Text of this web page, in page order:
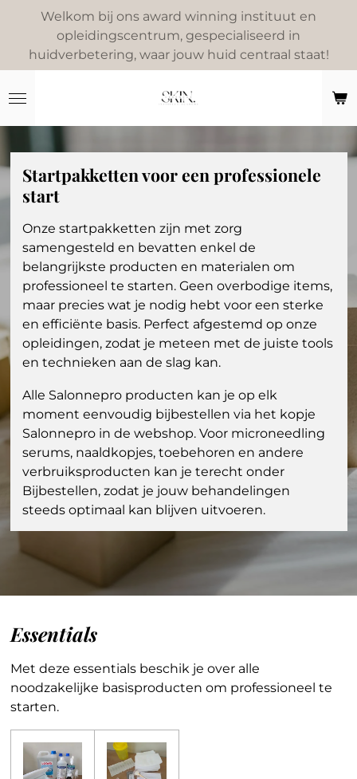
naar
de
hoofdinhoud
Welkom bij ons award winning instituut en
opleidingscentrum, gespecialiseerd in
huidverbetering, waar jouw huid centraal staat!
Startpakketten voor een professionele
start
Onze startpakketten zijn met zorg
samengesteld en bevatten enkel de
belangrijkste producten en materialen om
professioneel te starten. Geen overbodige items,
maar precies wat je nodig hebt voor een sterke
en efficiënte basis. Perfect afgestemd op onze
opleidingen, zodat je meteen met de juiste tools
en technieken aan de slag kan.
Alle Salonnepro producten kan je op elk
moment eenvoudig bijbestellen via het kopje
Salonnepro in de webshop. Voor microneedling
serums, naaldkopjes, toebehoren en andere
verbruiksproducten kan je terecht onder
Bijbestellen, zodat je jouw behandelingen
steeds optimaal kan blijven uitvoeren.
Essentials
Met deze essentials beschik je over alle
noodzakelijke basisproducten om professioneel te
starten.